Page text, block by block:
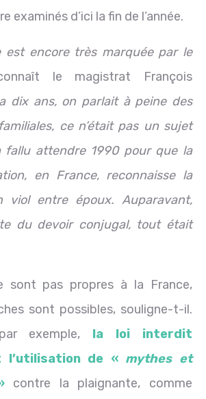
examinés d’ici la fin de l’année.
est encore très marquée par le
le magistrat François
dix ans, on parlait à peine des
ce n’était pas un sujet
fallu attendre 1990 pour que la
en France, reconnaisse la
viol entre époux. Auparavant,
du devoir conjugal, tout était
sont pas propres à la France,
sont possibles, souligne-t-il.
exemple, la loi interdit
l’utilisation de «mythes et
contre la plaignante, comme